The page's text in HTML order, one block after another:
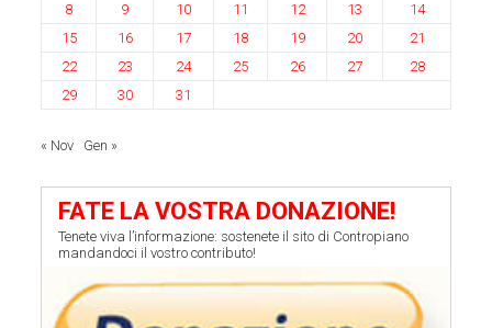
8
9 10 11 12 13
14
15
16 17 18 19 20
21
22
23 24 25 26 27
28
29
30 31
« Nov Gen »
FATE LA VOSTRA DONAZIONE!
Tenete viva l’informazione: sostenete il sito di Contropiano
mandandoci il vostro contributo!